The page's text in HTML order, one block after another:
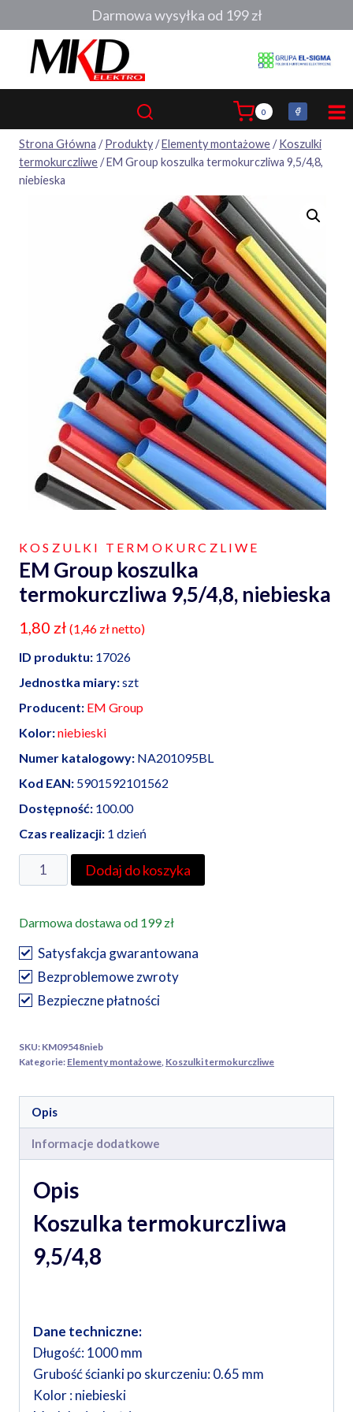
do
0
Strona Główna / Produkty/Elementy montażowe/ Koszulki
termokurczliwe/EM Group koszulka termokurczliwa 9,5/4,8,
niebieska
KOSZULKI TERMOKURCZLIWE
EM Group koszulka
termokurczliwa 9,5/4,8, niebieska
1,80 zł (1,46 złnetto)
ID produktu: 17026
Jednostka miary:szt
Producent: EM Group
Kolor:niebieski
Numer katalogowy: NA201095BL
Kod EAN: 5901592101562
Dostępność: 100.00
Czas realizacji: 1 dzień
ilość
EM
koszulka
termokurczliwa
9,5/4,8,
niebieska
Dodaj do koszyka
Darmowa dostawa od 199 zł
Satysfakcja gwarantowana
Bezproblemowe zwroty
Bezpieczne płatności
SKU: KM09548nieb
Kategorie: Elementy montażowe Koszulki termokurczliwe
Opis
Informacje dodatkowe
Opis
Koszulka termokurczliwa
9,5/4,8
Dane techniczne:
Długość: 1000 mm
Grubość ścianki po skurczeniu: 0.65 mm
Kolor : niebieski
Darmowa wysyłka od 199 zł